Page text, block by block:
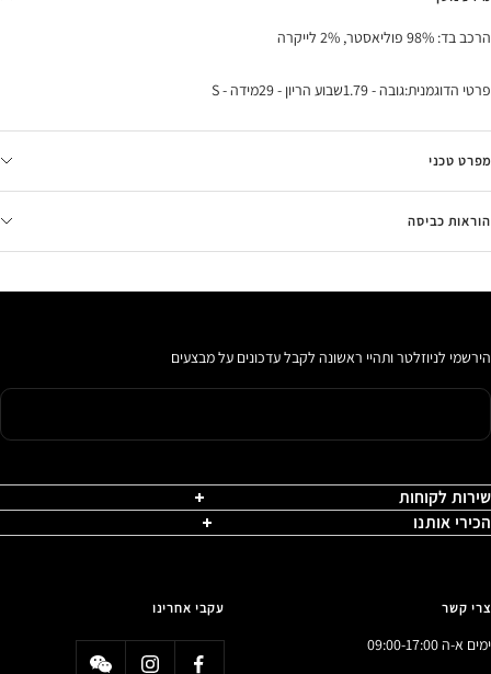
הרכב בד: 98% פוליאסטר, 2% לייקרה
פרטי הדוגמנית:גובה - 1.79שבוע הריון - 29מידה - S
מפרט טכני
הוראות כביסה
הירשמי לניוזלטר ותהיי ראשונה לקבל עדכונים על מבצעים
שירות לקוחות
הכירי אותנו
צרי קשר
ימים א-ה 09:00-17:00
עקבי אחרינו